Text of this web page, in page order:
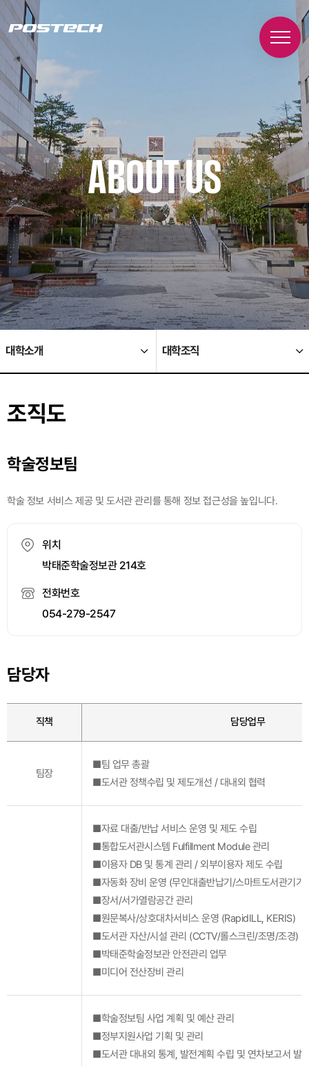
ABOUT US
대학소개 대학조직
조직도
학술정보팀
학술 정보 서비스 제공 및 도서관 관리를 통해 정보 접근성을 높입니다.
위치
박태준학술정보관 214호
전화번호
054-279-2547
담당자
직책 담당업무
팀장
■팀 업무 총괄
■도서관 정책수립 및 제도개선 / 대내외 협력
■자료 대출/반납 서비스 운영 및 제도 수립
■통합도서관시스템 Fulfillment Module 관리
■이용자 DB 및 통계 관리 / 외부이용자 제도 수립
■자동화 장비 운영 (무인대출반납기/스마트도서관기기
■장서/서가열람공간 관리
■원문복사/상호대차서비스 운영 (RapidILL, KERIS)
■도서관 자산/시설 관리 (CCTV/롤스크린/조명/조경)
■박태준학술정보관 안전관리 업무
■미디어 전산장비 관리
■학술정보팀 사업 계획 및 예산 관리
■정부지원사업 기획 및 관리
■도서관 대내외 통계, 발전계획 수립 및 연차보고서 발